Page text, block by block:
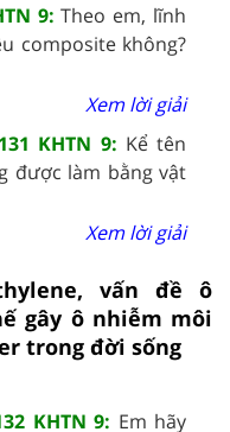
9:Theo em, lĩnh
composite không?
Xem lời giải
KHTN 9: Kể tên
được làm bằng vật
Xem lời giải
vấn đề ô
gây ô nhiễm môi
trong đời sống
KHTN 9: Em hãy